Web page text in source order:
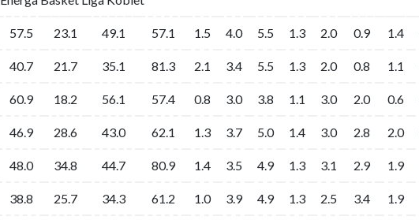
57.5 23.1 49.1 57.1 1.5 4.0 5.5 1.3 2.0 0.9 1.4
40.7 21.7 35.1 81.3 2.1 3.4 5.5 1.3 2.0 0.8 1.1
60.9 18.2 56.1 57.4 0.8 3.0 3.8 1.1 3.0 2.0 0.6
46.9 28.6 43.0 62.1 1.3 3.7 5.0 1.4 3.0 2.8 2.0
48.0 34.8 44.7 80.9 1.4 3.5 4.9 1.3 3.1 2.9 1.9
38.8 25.7 34.3 61.2 1.0 3.9 4.9 1.3 2.5 3.4 1.9